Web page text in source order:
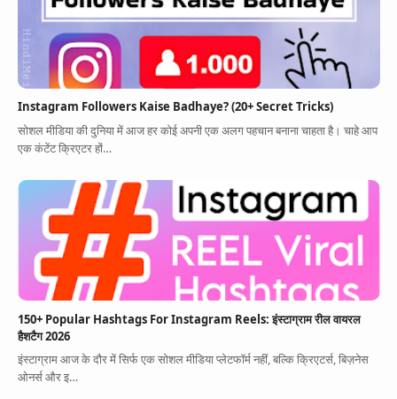
Instagram Followers Kaise Badhaye? (20+ Secret Tricks)
सोशल मीडिया की दुनिया में आज हर कोई अपनी एक अलग पहचान बनाना चाहता है। चाहे आप
एक कंटेंट क्रिएटर हों…
150+ Popular Hashtags For Instagram Reels: इंस्टाग्राम रील वायरल
हैशटैग 2026
इंस्टाग्राम आज के दौर में सिर्फ एक सोशल मीडिया प्लेटफॉर्म नहीं, बल्कि क्रिएटर्स, बिज़नेस
ओनर्स और इ…